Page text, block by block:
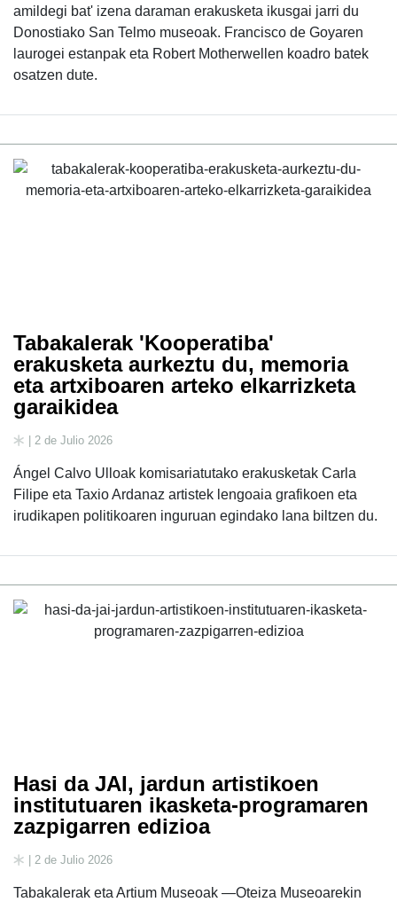
amildegi bat' izena daraman erakusketa ikusgai jarri du
Donostiako San Telmo museoak. Francisco de Goyaren
laurogei estanpak eta Robert Motherwellen koadro batek
osatzen dute.
Tabakalerak 'Kooperatiba'
erakusketa aurkeztu du, memoria
eta artxiboaren arteko elkarrizketa
garaikidea
| 2 de Julio 2026
Ángel Calvo Ulloak komisariatutako erakusketak Carla
Filipe eta Taxio Ardanaz artistek lengoaia grafikoen eta
irudikapen politikoaren inguruan egindako lana biltzen du.
Hasi da JAI, jardun artistikoen
institutuaren ikasketa-programaren
zazpigarren edizioa
| 2 de Julio 2026
Tabakalerak eta Artium Museoak —Oteiza Museoarekin